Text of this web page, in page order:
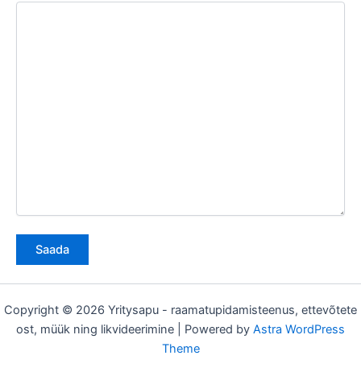
Copyright © 2026 Yritysapu - raamatupidamisteenus, ettevõtete
ost, müük ning likvideerimine | Powered by Astra WordPress
Theme